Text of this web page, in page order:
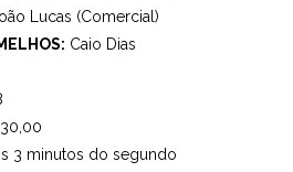
Lucas (Comercial)
Caio Dias
3 minutos do segundo